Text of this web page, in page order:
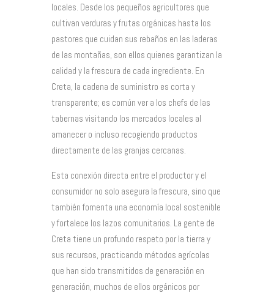
locales. Desde los pequeños agricultores que
cultivan verduras y frutas orgánicas hasta los
pastores que cuidan sus rebaños en las laderas
de las montañas, son ellos quienes garantizan la
calidad y la frescura de cada ingrediente. En
Creta, la cadena de suministro es corta y
transparente; es común ver a los chefs de las
tabernas visitando los mercados locales al
amanecer o incluso recogiendo productos
directamente de las granjas cercanas.
Esta conexión directa entre el productor y el
consumidor no solo asegura la frescura, sino que
también fomenta una economía local sostenible
y fortalece los lazos comunitarios. La gente de
Creta tiene un profundo respeto por la tierra y
sus recursos, practicando métodos agrícolas
que han sido transmitidos de generación en
generación, muchos de ellos orgánicos por